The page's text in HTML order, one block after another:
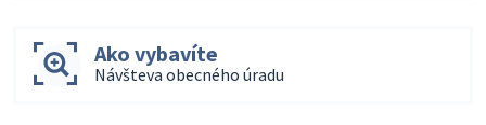
Ako vybavíte
Návšteva obecného úradu